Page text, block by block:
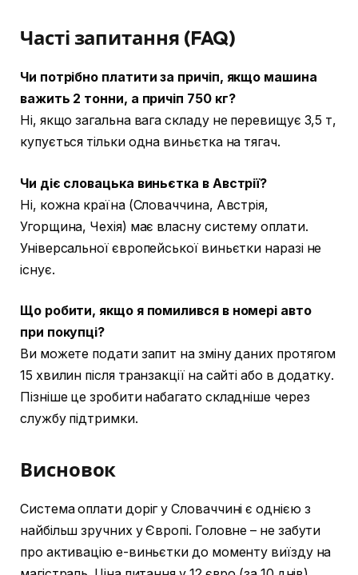
Часті запитання (FAQ)
Чи потрібно платити за причіп, якщо машина
важить 2 тонни, а причіп 750 кг?
Ні, якщо загальна вага складу не перевищує 3,5 т,
купується тільки одна виньєтка на тягач.
Чи діє словацька виньєтка в Австрії?
Ні, кожна країна (Словаччина, Австрія,
Угорщина, Чехія) має власну систему оплати.
Універсальної європейської виньєтки наразі не
існує.
Що робити, якщо я помилився в номері авто
при покупці?
Ви можете подати запит на зміну даних протягом
15 хвилин після транзакції на сайті або в додатку.
Пізніше це зробити набагато складніше через
службу підтримки.
Висновок
Система оплати доріг у Словаччині є однією з
найбільш зручних у Європі. Головне – не забути
про активацію е-виньєтки до моменту виїзду на